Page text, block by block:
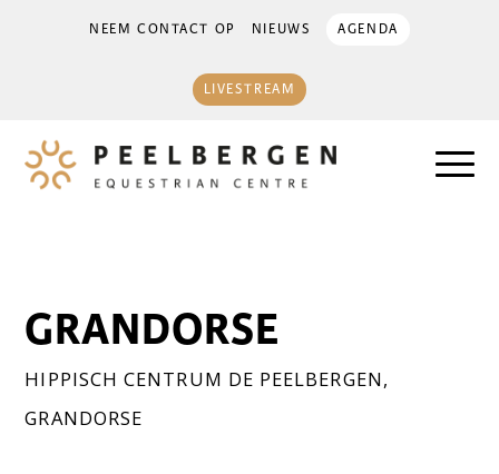
NEEM CONTACT OP NIEUWS AGENDA
LIVESTREAM
GRANDORSE
HIPPISCH CENTRUM DE PEELBERGEN,
GRANDORSE